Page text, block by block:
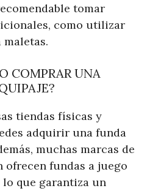
tomar
como utilizar
maletas.
COMPRAR UNA
tiendas físicas y
adquirir una funda
muchas marcas de
ofrecen fundas a juego
lo que garantiza un